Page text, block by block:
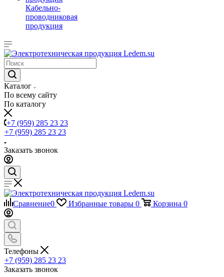
Кабельно-
проводниковая
продукция
Каталог
По всему сайту
По каталогу
+7 (959) 285 23 23
+7 (959) 285 23 23
Заказать звонок
Сравнение0 Избранные товары 0 Корзина 0
Телефоны
+7 (959) 285 23 23
Заказать звонок